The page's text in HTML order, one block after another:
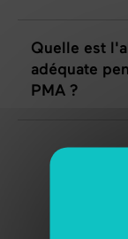
Quelle est
adéquate
PMA ?
Vous